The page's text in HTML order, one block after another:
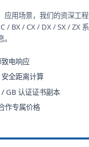
应用场景，我们的资深工
/ BX / CX / DX / SX / ZX
电响应
全距离计算
GB 认证证书副本
作专属价格